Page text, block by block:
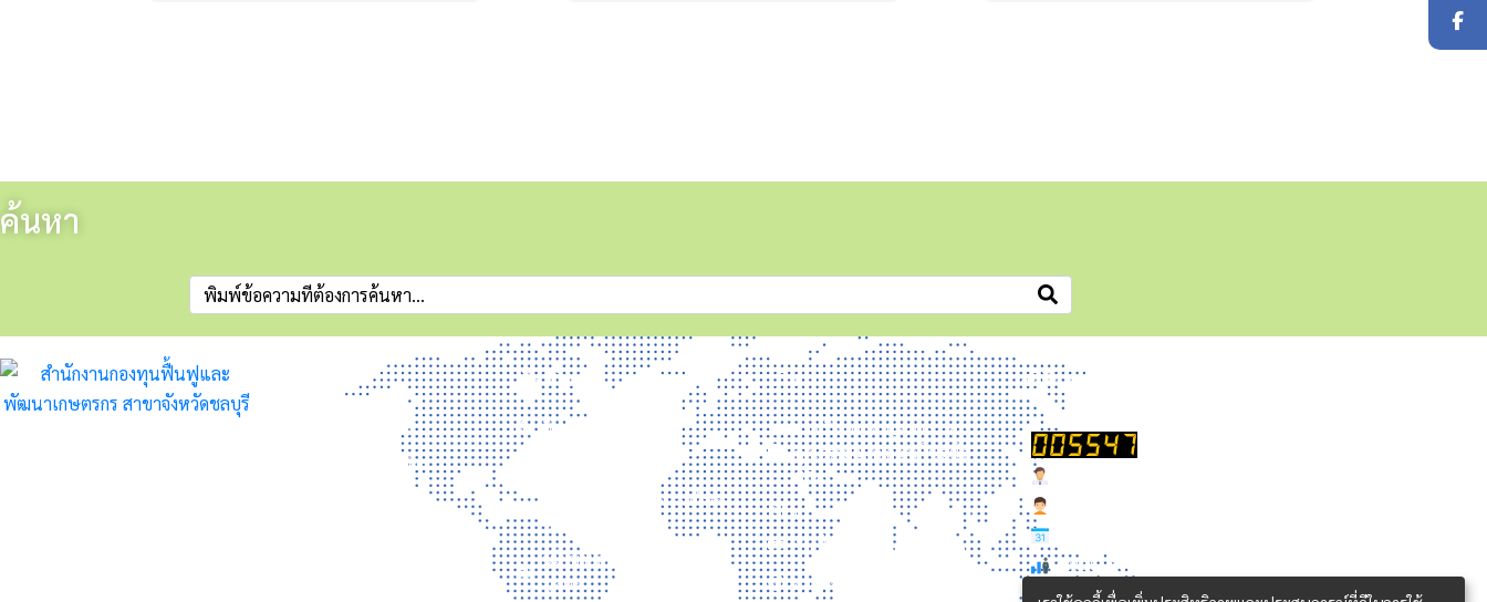
ค้นหา
ข่าวประชาสัมพันธ์
ประกาศจัดซื้อจัดจ้าง
เกี่ยวกับเรา
ติดต่อเรา
นโยบายการรักษาความมั่นคง
ปลอดภัยเว็บไซต์
นโยบายคุ้มครองข้อมูลส่วน
บุคคล
บริการ
การเปิดเผยข้อมูลสาธารณะ
คุณธรรม และความโปร่งใส
(ITA)
แบบประเมินความพึงพอใจ
รับเรื่องร้องเรียน
ถาม-ตอบ
สถิติการเข้าชม
Total Users : 5547